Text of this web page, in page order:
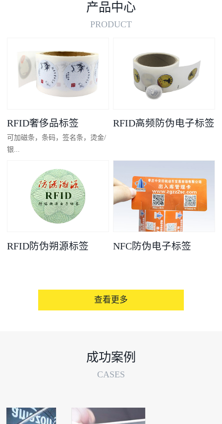
产品中心
PRODUCT
RFID奢侈品标签
可加磁条，条码，签名条，烫金/
银...
凸码，金/银底
RFID高频防伪电子标签
RFID防伪朔源标签 NFC防伪电子标签
查看更多
成功案例
CASES